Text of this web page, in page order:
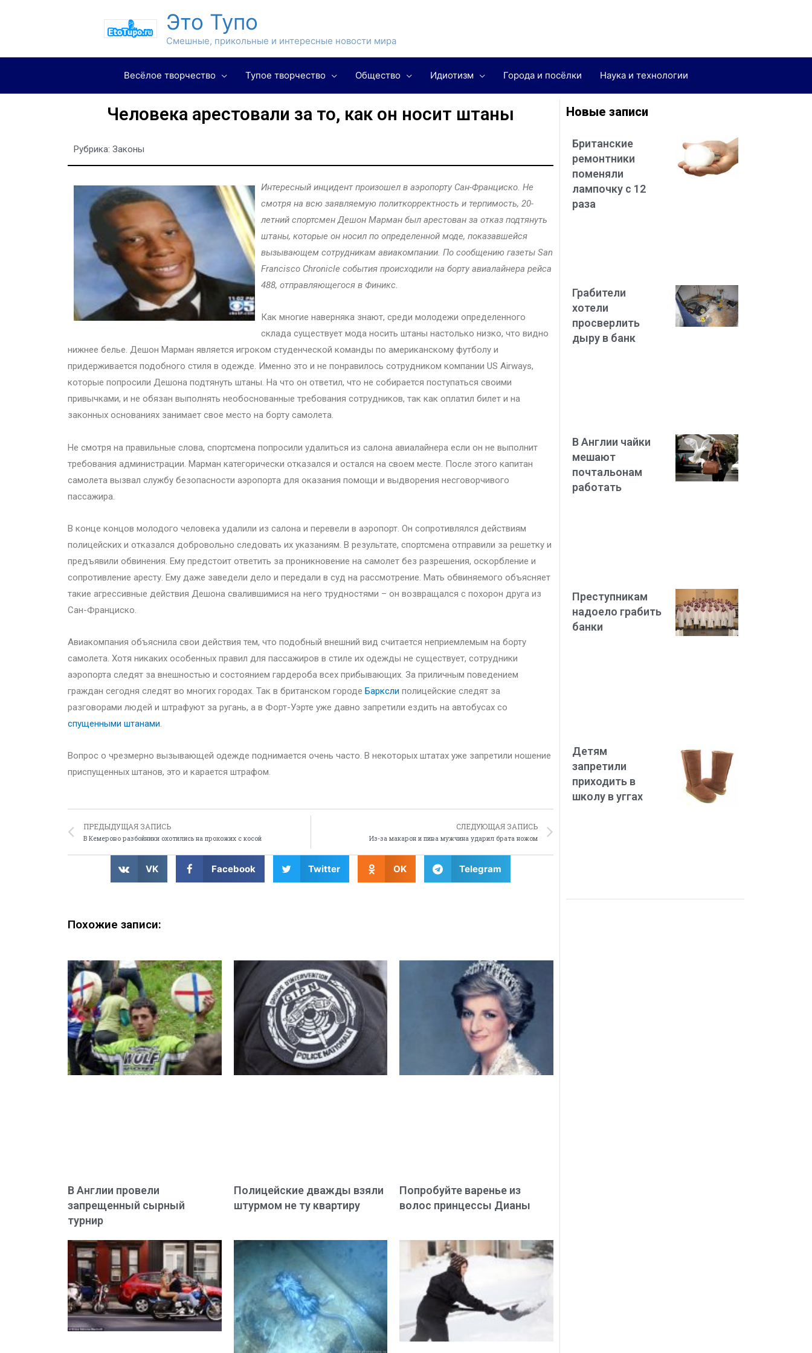
Это Тупо
Смешные, прикольные и интересные новости мира
Весёлое творчество Тупое творчество Общество Идиотизм Города и посёлки Наука и технологии
Человека арестовали за то, как он носит штаны
Рубрика: Законы
Интересный инцидент произошел в аэропорту Сан-Франциско. Не
смотря на всю заявляемую политкорректность и терпимость, 20-
летний спортсмен Дешон Марман был арестован за отказ подтянуть
штаны, которые он носил по определенной моде, показавшейся
вызывающем сотрудникам авиакомпании. По сообщению газеты San
Francisco Chronicle события происходили на борту авиалайнера рейса
488, отправляющегося в Финикс.
Как многие наверняка знают, среди молодежи определенного
склада существует мода носить штаны настолько низко, что видно
нижнее белье. Дешон Марман является игроком студенческой команды по американскому футболу и
придерживается подобного стиля в одежде. Именно это и не понравилось сотрудником компании US Airways,
которые попросили Дешона подтянуть штаны. На что он ответил, что не собирается поступаться своими
привычками, и не обязан выполнять необоснованные требования сотрудников, так как оплатил билет и на
законных основаниях занимает свое место на борту самолета.
Не смотря на правильные слова, спортсмена попросили удалиться из салона авиалайнера если он не выполнит
требования администрации. Марман категорически отказался и остался на своем месте. После этого капитан
самолета вызвал службу безопасности аэропорта для оказания помощи и выдворения несговорчивого
пассажира.
В конце концов молодого человека удалили из салона и перевели в аэропорт. Он сопротивлялся действиям
полицейских и отказался добровольно следовать их указаниям. В результате, спортсмена отправили за решетку и
предъявили обвинения. Ему предстоит ответить за проникновение на самолет без разрешения, оскорбление и
сопротивление аресту. Ему даже заведели дело и передали в суд на рассмотрение. Мать обвиняемого объясняет
такие агрессивные действия Дешона свалившимися на него трудностями – он возвращался с похорон друга из
Сан-Франциско.
Авиакомпания объяснила свои действия тем, что подобный внешний вид считается неприемлемым на борту
самолета. Хотя никаких особенных правил для пассажиров в стиле их одежды не существует, сотрудники
аэропорта следят за внешностью и состоянием гардероба всех прибывающих. За приличным поведением
граждан сегодня следят во многих городах. Так в британском городе Барксли полицейские следят за
разговорами людей и штрафуют за ругань, а в Форт-Уэрте уже давно запретили ездить на автобусах со
спущенными штанами.
Вопрос о чрезмерно вызывающей одежде поднимается очень часто. В некоторых штатах уже запретили ношение
приспущенных штанов, это и карается штрафом.
ПРЕДЫДУЩАЯ ЗАПИСЬ
В Кемерово разбойники охотились на прохожих с косой
СЛЕДУЮЩАЯ ЗАПИСЬ
Из-за макарон и пива мужчина ударил брата ножом
VK Facebook Twitter OK Telegram
Похожие записи:
В Англии провели
запрещенный сырный
турнир
Полицейские дважды взяли
штурмом не ту квартиру
Попробуйте варенье из
волос принцессы Дианы
Новые записи
Британские
ремонтники
поменяли
лампочку с 12
раза
Грабители
хотели
просверлить
дыру в банк
В Англии чайки
мешают
почтальонам
работать
Преступникам
надоело грабить
банки
Детям
запретили
приходить в
школу в уггах